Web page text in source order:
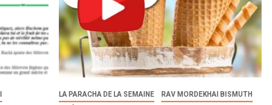
LA PARACHA DE LA SEMAINE
RAV MORDEKHAI BISMUTH